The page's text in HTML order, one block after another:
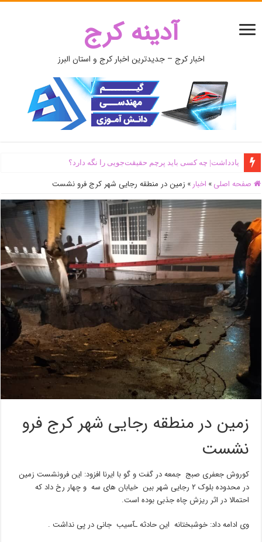
آدینه کرج
اخبار کرج – جدیدترین اخبار کرج و استان البرز
یادداشت| ‌چه کسی باید پرچم حقیقت‌جویی را نگه دارد؟
صفحه اصلی » اخبار » زمین در منطقه رجایی شهر کرج فرو نشست
زمین در منطقه رجایی شهر کرج فرو
نشست
کوروش جعفری صبج جمعه در گفت و گو با ایرنا افزود: این فرونشست زمین
در محدوده بلوک ۲ رجایی شهر بین خیابان های سه و چهار رخ داد که
احتمالا در اثر ریزش چاه جذبی بوده است.
وی ادامه داد: خوشبختانه این حادثه ـآسیب جانی در پی نداشت .